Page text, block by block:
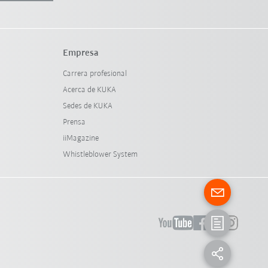
Empresa
Carrera profesional
Acerca de KUKA
Sedes de KUKA
Prensa
iiMagazine
Whistleblower System